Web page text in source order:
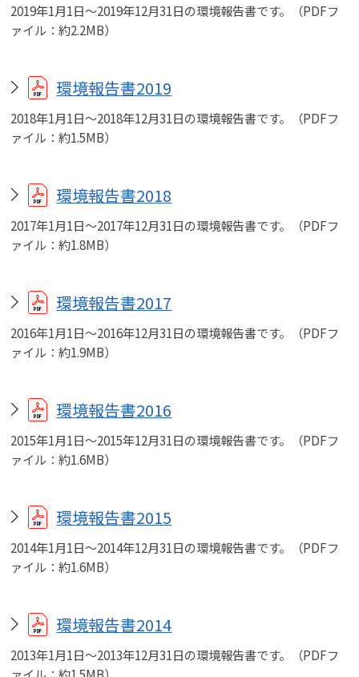
2019年1月1日～2019年12月31日の環境報告書です。（PDFフ
ァイル：約2.2MB）
環境報告書2019
2018年1月1日～2018年12月31日の環境報告書です。（PDFフ
ァイル：約1.5MB）
環境報告書2018
2017年1月1日～2017年12月31日の環境報告書です。（PDFフ
ァイル：約1.8MB）
環境報告書2017
2016年1月1日～2016年12月31日の環境報告書です。（PDFフ
ァイル：約1.9MB）
環境報告書2016
2015年1月1日～2015年12月31日の環境報告書です。（PDFフ
ァイル：約1.6MB）
環境報告書2015
2014年1月1日～2014年12月31日の環境報告書です。（PDFフ
ァイル：約1.6MB）
環境報告書2014
2013年1月1日～2013年12月31日の環境報告書です。（PDFフ
ァイル：約1.5MB）